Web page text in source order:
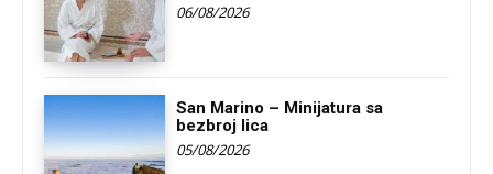
06/08/2026
San Marino – Minijatura sa
bezbroj lica
05/08/2026